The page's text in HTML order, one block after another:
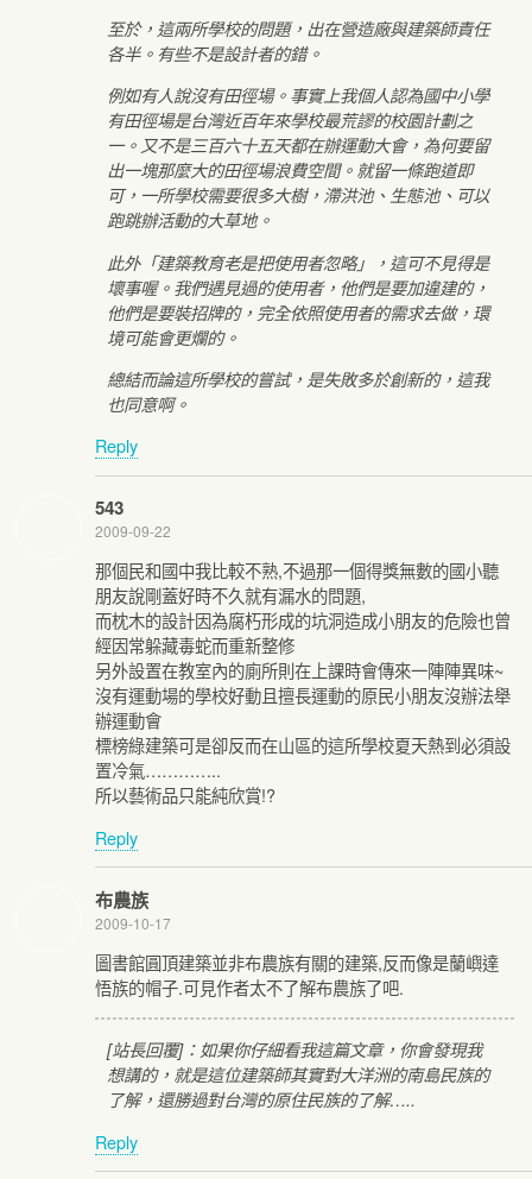
至於，這兩所學校的問題，出在營造廠與建築師責任
各半。有些不是設計者的錯。
例如有人說沒有田徑場。事實上我個人認為國中小學
有田徑場是台灣近百年來學校最荒謬的校園計劃之
一。又不是三百六十五天都在辦運動大會，為何要留
出一塊那麼大的田徑場浪費空間。就留一條跑道即
可，一所學校需要很多大樹，滯洪池、生態池、可以
跑跳辦活動的大草地。
此外「建築教育老是把使用者忽略」，這可不見得是
壞事喔。我們遇見過的使用者，他們是要加違建的，
他們是要裝招牌的，完全依照使用者的需求去做，環
境可能會更爛的。
總結而論這所學校的嘗試，是失敗多於創新的，這我
也同意啊。
Reply
543
2009-09-22
那個民和國中我比較不熟,不過那一個得獎無數的國小聽
朋友說剛蓋好時不久就有漏水的問題,
而枕木的設計因為腐朽形成的坑洞造成小朋友的危險也曾
經因常躲藏毒蛇而重新整修
另外設置在教室內的廁所則在上課時會傳來一陣陣異味~
沒有運動場的學校好動且擅長運動的原民小朋友沒辦法舉
辦運動會
標榜綠建築可是卻反而在山區的這所學校夏天熱到必須設
置冷氣…………..
所以藝術品只能純欣賞!?
Reply
布農族
2009-10-17
圖書館圓頂建築並非布農族有關的建築,反而像是蘭嶼達
悟族的帽子.可見作者太不了解布農族了吧.
[站長回覆]：如果你仔細看我這篇文章，你會發現我
想講的，就是這位建築師其實對大洋洲的南島民族的
了解，還勝過對台灣的原住民族的了解…..
Reply